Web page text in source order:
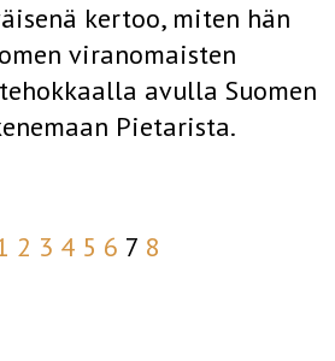
kertoo, miten hän
viranomaisten
avulla Suomen
Pietarista.
2 3 4 5 6 7 8